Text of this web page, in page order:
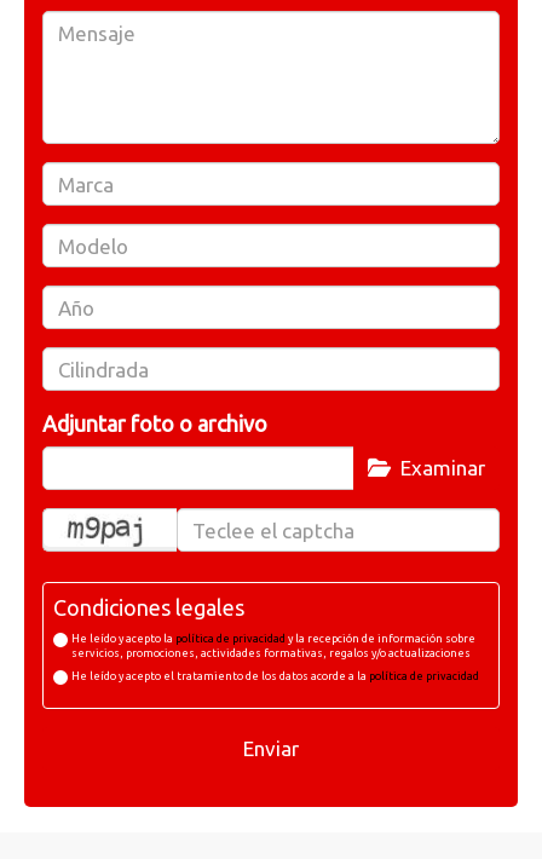
Adjuntar foto o archivo
Examinar
Condiciones legales
He leído y acepto la política de privacidad y la recepción de información sobre
servicios, promociones, actividades formativas, regalos y/o actualizaciones
He leído y acepto el tratamiento de los datos acorde a la política de privacidad
Enviar